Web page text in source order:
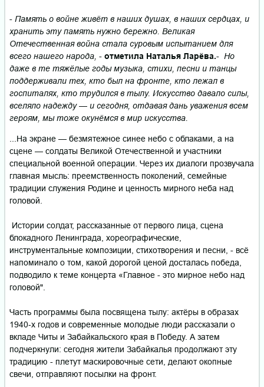
- Память о войне живёт в наших душах, в наших сердцах, и
хранить эту память нужно бережно. Великая
Отечественная война стала суровым испытанием для
всего нашего народа, - отметила Наталья Ларёва.- Но
даже в те тяжёлые годы музыка, стихи, песни и танцы
поддерживали тех, кто был на фронте, кто лежал в
госпиталях, кто трудился в тылу. Искусство давало силы,
вселяло надежду — и сегодня, отдавая дань уважения всем
героям, мы тоже окунёмся в мир искусства.
...На экране — безмятежное синее небо с облаками, а на
сцене — солдаты Великой Отечественной и участники
специальной военной операции. Через их диалоги прозвучала
главная мысль: преемственность поколений, семейные
традиции служения Родине и ценность мирного неба над
головой.
Истории солдат, рассказанные от первого лица, сцена
блокадного Ленинграда, хореографические,
инструментальные композиции, стихотворения и песни, - всё
напоминало о том, какой дорогой ценой досталась победа,
подводило к теме концерта «Главное - это мирное небо над
головой".
Часть программы была посвящена тылу: актёры в образах
1940‑х годов и современные молодые люди рассказали о
вкладе Читы и Забайкальского края в Победу. А затем
подчеркнули: сегодня жители Забайкалья продолжают эту
традицию - плетут маскировочные сети, делают окопные
свечи, отправляют посылки на фронт.